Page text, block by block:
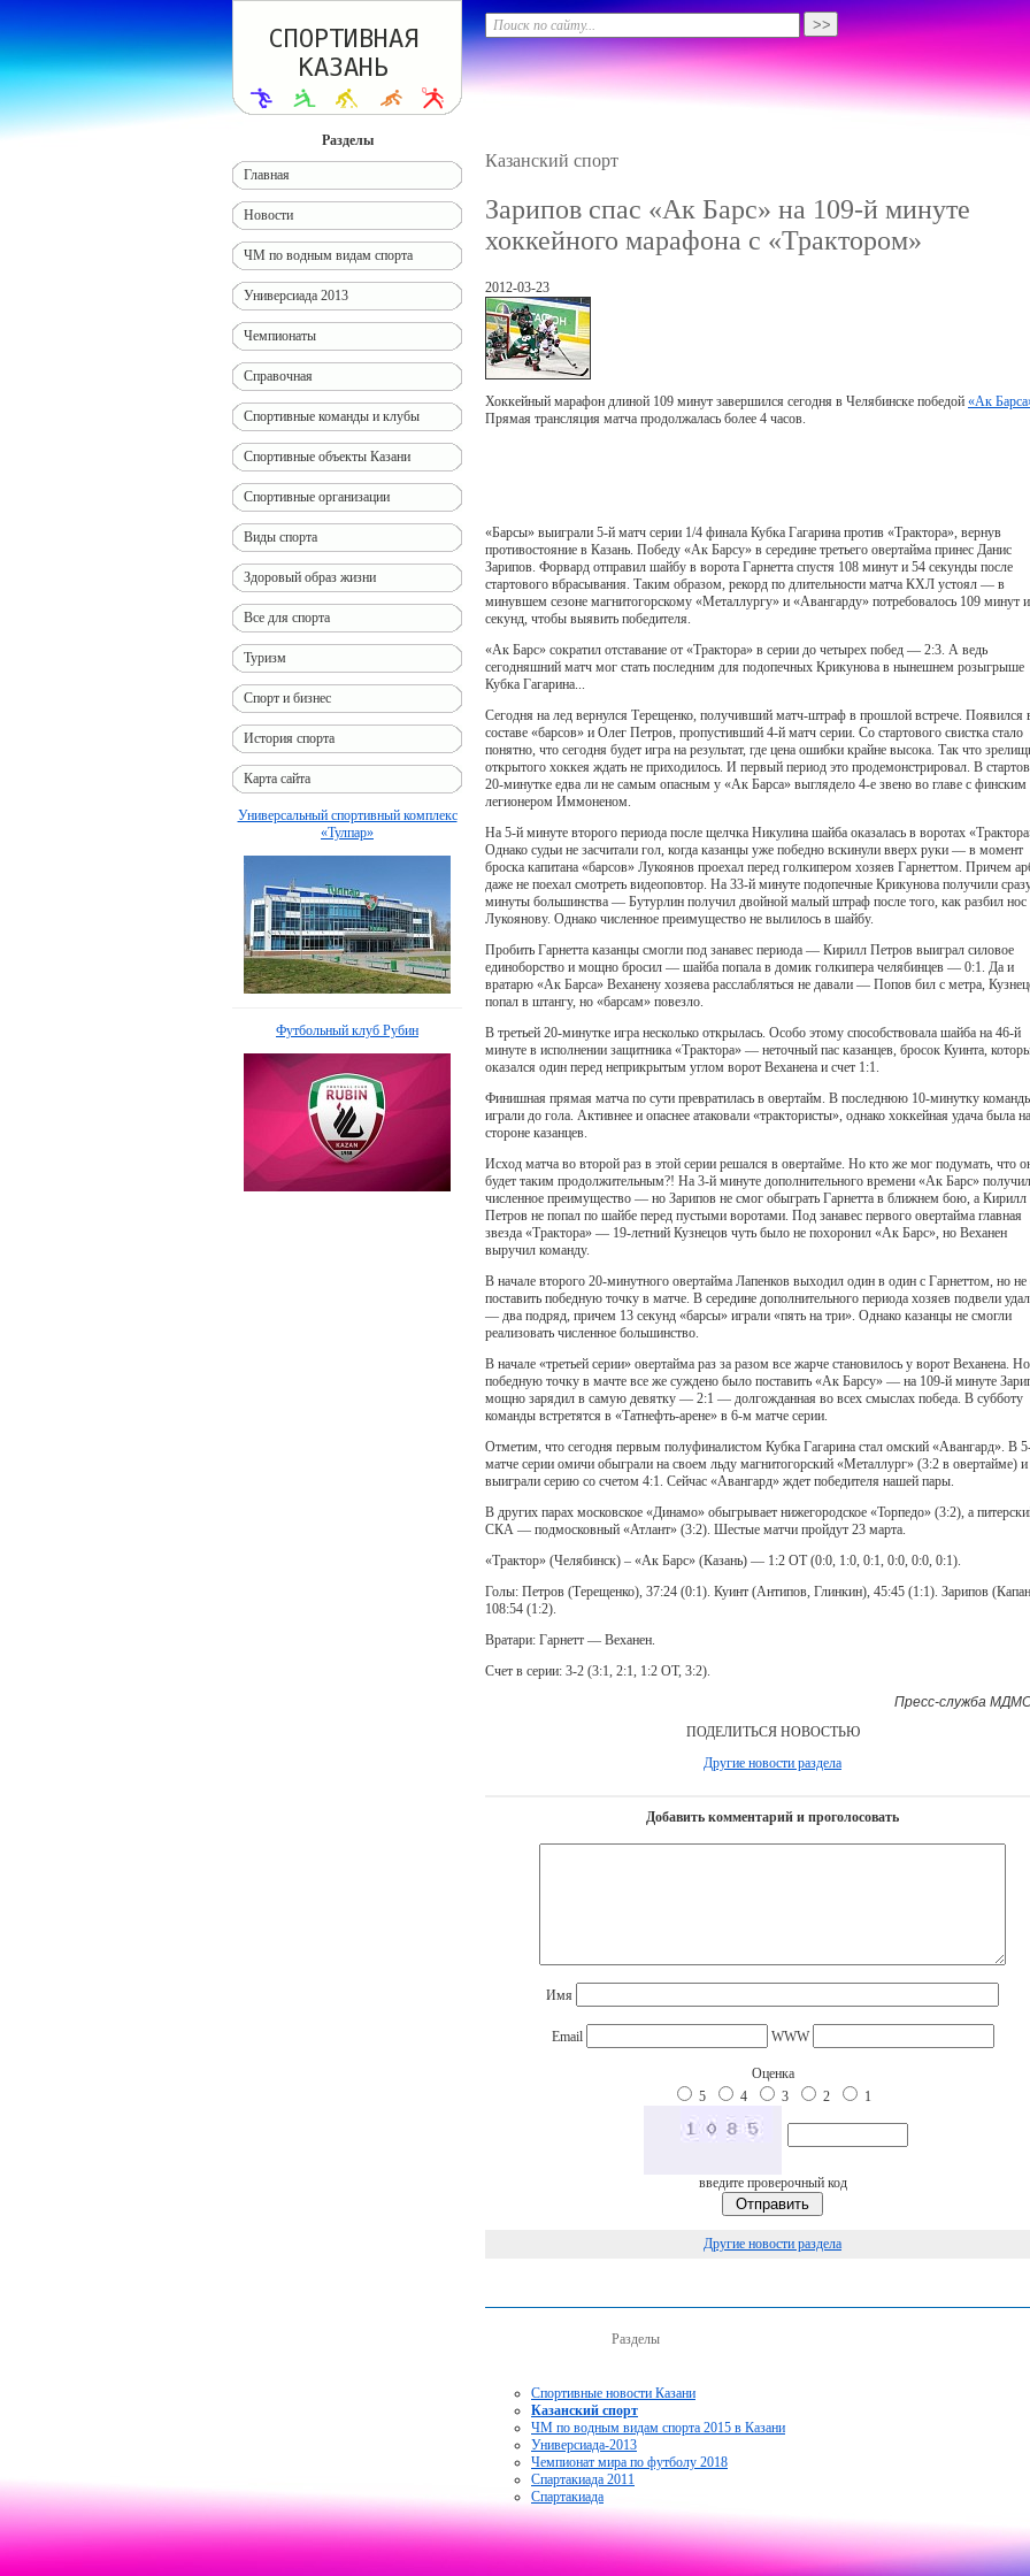
Казанский спорт
Зарипов спас «Ак Барс» на 109-й минуте
хоккейного марафона с «Трактором»
2012-03-23
Хоккейный марафон длиной 109 минут завершился сегодня в Челябинске победой «Ак
Прямая трансляция матча продолжалась более 4 часов.
«Барсы» выиграли 5-й матч серии 1/4 финала Кубка Гагарина против «Трактора», вернув
противостояние в Казань. Победу «Ак Барсу» в середине третьего овертайма принес Данис
Зарипов. Форвард отправил шайбу в ворота Гарнетта спустя 108 минут и 54 секунды после
стартового вбрасывания. Таким образом, рекорд по длительности матча КХЛ устоял — в
минувшем сезоне магнитогорскому «Металлургу» и «Авангарду» потребовалось 109 минут
секунд, чтобы выявить победителя.
«Ак Барс» сократил отставание от «Трактора» в серии до четырех побед — 2:3. А ведь
сегодняшний матч мог стать последним для подопечных Крикунова в нынешнем розыгрыше
Кубка Гагарина...
Сегодня на лед вернулся Терещенко, получивший матч-штраф в прошлой встрече. Появился
составе «барсов» и Олег Петров, пропустивший 4-й матч серии. Со стартового свистка стало
понятно, что сегодня будет игра на результат, где цена ошибки крайне высока. Так что
открытого хоккея ждать не приходилось. И первый период это продемонстрировал. В
20-минутке едва ли не самым опасным у «Ак Барса» выглядело 4-е звено во главе с финским
легионером Иммоненом.
На 5-й минуте второго периода после щелчка Никулина шайба оказалась в воротах
Однако судьи не засчитали гол, когда казанцы уже победно вскинули вверх руки — в момент
броска капитана «барсов» Лукоянов проехал перед голкипером хозяев Гарнеттом. Причем
даже не поехал смотреть видеоповтор. На 33-й минуте подопечные Крикунова получили
минуты большинства — Бутурлин получил двойной малый штраф после того, как разбил нос
Лукоянову. Однако численное преимущество не вылилось в шайбу.
Пробить Гарнетта казанцы смогли под занавес периода — Кирилл Петров выиграл силовое
единоборство и мощно бросил — шайба попала в домик голкипера челябинцев — 0:1. Да и
вратарю «Ак Барса» Веханену хозяева расслабляться не давали — Попов бил с метра,
попал в штангу, но «барсам» повезло.
В третьей 20-минутке игра несколько открылась. Особо этому способствовала шайба на 46-й
минуте в исполнении защитника «Трактора» — неточный пас казанцев, бросок Куинта,
оказался один перед неприкрытым углом ворот Веханена и счет 1:1.
Финишная прямая матча по сути превратилась в овертайм. В последнюю 10-минутку
играли до гола. Активнее и опаснее атаковали «трактористы», однако хоккейная удача была на
стороне казанцев.
Исход матча во второй раз в этой серии решался в овертайме. Но кто же мог подумать, что
будет таким продолжительным?! На 3-й минуте дополнительного времени «Ак Барс» получил
численное преимущество — но Зарипов не смог обыграть Гарнетта в ближнем бою, а Кирилл
Петров не попал по шайбе перед пустыми воротами. Под занавес первого овертайма главная
звезда «Трактора» — 19-летний Кузнецов чуть было не похоронил «Ак Барс», но Веханен
выручил команду.
В начале второго 20-минутного овертайма Лапенков выходил один в один с Гарнеттом, но не
поставить победную точку в матче. В середине дополнительного периода хозяев подвели
— два подряд, причем 13 секунд «барсы» играли «пять на три». Однако казанцы не смогли
реализовать численное большинство.
В начале «третьей серии» овертайма раз за разом все жарче становилось у ворот Веханена. Но
победную точку в мачте все же суждено было поставить «Ак Барсу» — на 109-й минуте
мощно зарядил в самую девятку — 2:1 — долгожданная во всех смыслах победа. В субботу
команды встретятся в «Татнефть-арене» в 6-м матче серии.
Отметим, что сегодня первым полуфиналистом Кубка Гагарина стал омский «Авангард». В
матче серии омичи обыграли на своем льду магнитогорский «Металлург» (3:2 в овертайме) и
выиграли серию со счетом 4:1. Сейчас «Авангард» ждет победителя нашей пары.
В других парах московское «Динамо» обыгрывает нижегородское «Торпедо» (3:2), а
СКА — подмосковный «Атлант» (3:2). Шестые матчи пройдут 23 марта.
«Трактор» (Челябинск) – «Ак Барс» (Казань) — 1:2 ОТ (0:0, 1:0, 0:1, 0:0, 0:0, 0:1).
Голы: Петров (Терещенко), 37:24 (0:1). Куинт (Антипов, Глинкин), 45:45 (1:1). Зарипов
108:54 (1:2).
Вратари: Гарнетт — Веханен.
Счет в серии: 3-2 (3:1, 2:1, 1:2 ОТ, 3:2).
Пресс-служба
ПОДЕЛИТЬСЯ НОВОСТЬЮ
Другие новости раздела
Добавить комментарий и проголосовать
Имя
Email WWW
Оценка
5
4 3 2 1
введите проверочный код
Другие новости раздела
Разделы
Спортивные новости Казани
Казанский спорт
ЧМ по водным видам спорта 2015 в Казани
Универсиада-2013
Чемпионат мира по футболу 2018
Спартакиада 2011
Спартакиада
Разделы
Главная
Новости
ЧМ по водным видам спорта
Универсиада 2013
Чемпионаты
Справочная
Спортивные команды и клубы
Спортивные объекты Казани
Спортивные организации
Виды спорта
Здоровый образ жизни
Все для спорта
Туризм
Спорт и бизнес
История спорта
Карта сайта
Универсальный спортивный комплекс
«Тулпар»
Футбольный клуб Рубин